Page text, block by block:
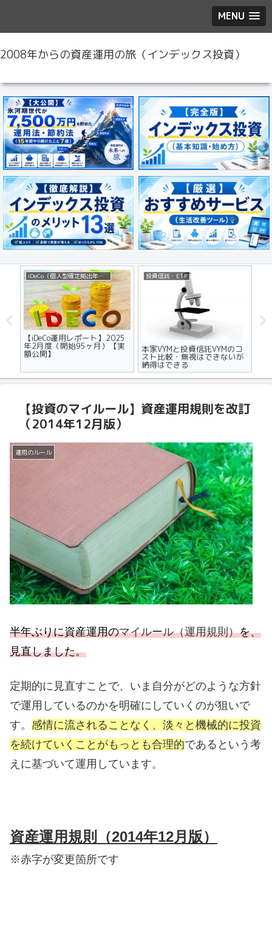
MENU
2008年からの資産運用の旅（インデックス投資）
iDeCo（個人型確定拠出年金）
【iDeCo運用レポート】2025
年2月度（開始95ヶ月）【実
額公開】
投資信託・ETF
本家VYMと投資信託VYMのコ
スト比較・無視はできないが
納得はできる
【投資のマイルール】資産運用規則を改訂
（2014年12月版）
運用のルール
半年ぶりに資産運用のマイルール（運用規則）を、
見直しました。
定期的に見直すことで、いま自分がどのような方針
で運用しているのかを明確にしていくのが狙いで
す。 感情に流されることなく、淡々と機械的に投資
を続けていくことがもっとも合理的であるという考
えに基づいて運用しています。
資産運用規則（2014年12月版）
※赤字が変更箇所です